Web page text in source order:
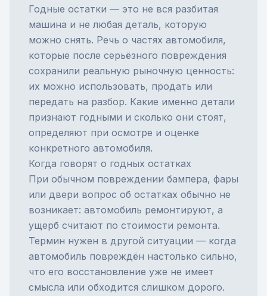
Годные остатки — это не вся разбитая
машина и не любая деталь, которую
можно снять. Речь о частях автомобиля,
которые после серьёзного повреждения
сохранили реальную рыночную ценность:
их можно использовать, продать или
передать на разбор. Какие именно детали
признают годными и сколько они стоят,
определяют при осмотре и оценке
конкретного автомобиля.
Когда говорят о годных остатках
При обычном повреждении бампера, фары
или двери вопрос об остатках обычно не
возникает: автомобиль ремонтируют, а
ущерб считают по стоимости ремонта.
Термин нужен в другой ситуации — когда
автомобиль повреждён настолько сильно,
что его восстановление уже не имеет
смысла или обходится слишком дорого.